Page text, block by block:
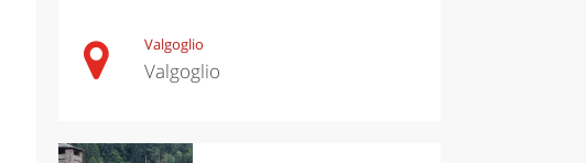
Valgoglio
Valgoglio